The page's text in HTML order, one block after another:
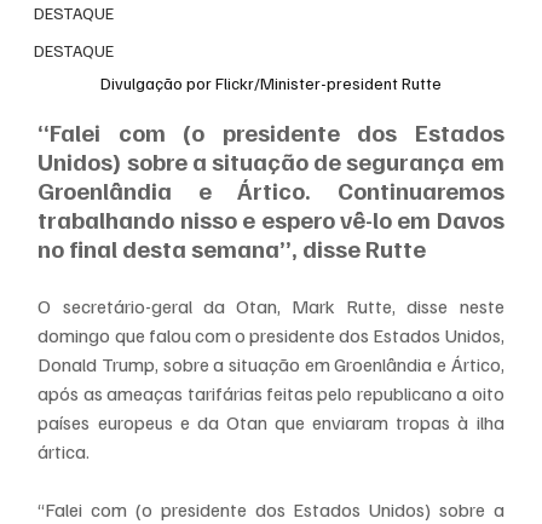
DESTAQUE
DESTAQUE
Divulgação por Flickr/Minister-president Rutte
“Falei com (o presidente dos Estados
Unidos) sobre a situação de segurança em
Groenlândia e Ártico. Continuaremos
trabalhando nisso e espero vê-lo em Davos
no final desta semana”, disse Rutte
O secretário-geral da Otan, Mark Rutte, disse neste
domingo que falou com o presidente dos Estados Unidos,
Donald Trump, sobre a situação em Groenlândia e Ártico,
após as ameaças tarifárias feitas pelo republicano a oito
países europeus e da Otan que enviaram tropas à ilha
ártica.
“Falei com (o presidente dos Estados Unidos) sobre a